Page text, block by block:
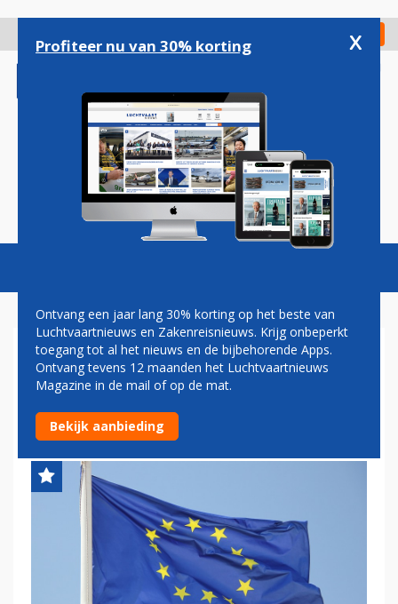
gaan
Check in
Magazine Podcasts Vacatures
LUCHTVAART NEEMT HET OP
VOOR BEKRITISEERDE
EUROPESE UNIE
Profiteer nu van 30% korting x
Ontvang een jaar lang 30% korting op het beste van
Luchtvaartnieuws en Zakenreisnieuws. Krijg onbeperkt
toegang tot al het nieuws en de bijbehorende Apps.
Ontvang tevens 12 maanden het Luchtvaartnieuws
Magazine in de mail of op de mat.
Bekijk aanbieding